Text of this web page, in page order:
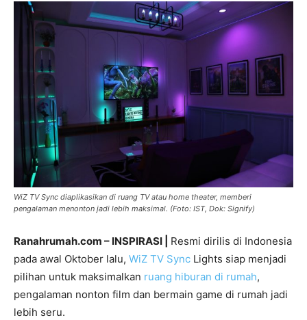
WiZ TV Sync diaplikasikan di ruang TV atau home theater, memberi
pengalaman menonton jadi lebih maksimal. (Foto: IST, Dok: Signify)
Ranahrumah.com – INSPIRASI | Resmi dirilis di Indonesia
pada awal Oktober lalu, WiZ TV Sync Lights siap menjadi
pilihan untuk maksimalkan ruang hiburan di rumah,
pengalaman nonton film dan bermain game di rumah jadi
lebih seru.